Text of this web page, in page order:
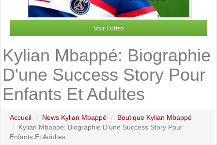
Voir l'offre
Kylian Mbappé: Biographie
D'une Success Story Pour
Enfants Et Adultes
Accueil News Kylian Mbappé
Boutique Kylian Mbappé
Kylian Mbappé: Biographie D'une Success Story Pour
Enfants Et Adultes